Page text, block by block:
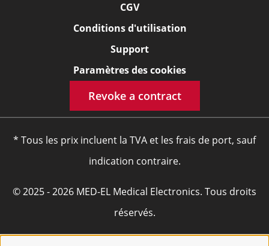
CGV
Conditions d'utilisation
Support
Paramètres des cookies
Revoke a contract
* Tous les prix incluent la TVA et les frais de port, sauf
indication contraire.
© 2025 - 2026 MED-EL Medical Electronics. Tous droits
réservés.